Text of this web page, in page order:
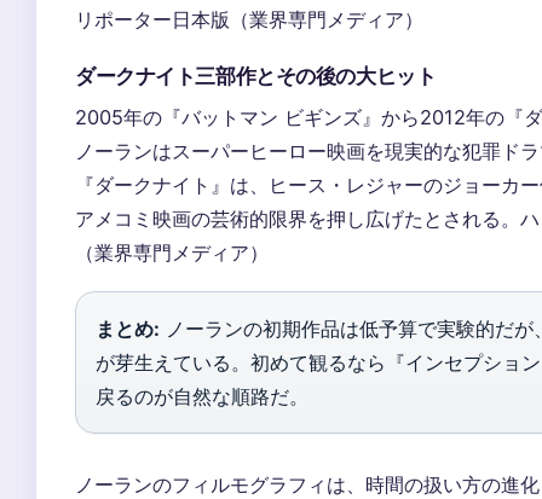
リポーター日本版（業界専門メディア）
ダークナイト三部作とその後の大ヒット
2005年の『バットマン ビギンズ』から2012年の『
ノーランはスーパーヒーロー映画を現実的な犯罪ド
『ダークナイト』は、ヒース・レジャーのジョーカ
アメコミ映画の芸術的限界を押し広げたとされる。
（業界専門メディア）
まとめ: ノーランの初期作品は低予算で実験的だ
が芽生えている。初めて観るなら『インセプショ
戻るのが自然な順路だ。
ノーランのフィルモグラフィは、時間の扱い方の進